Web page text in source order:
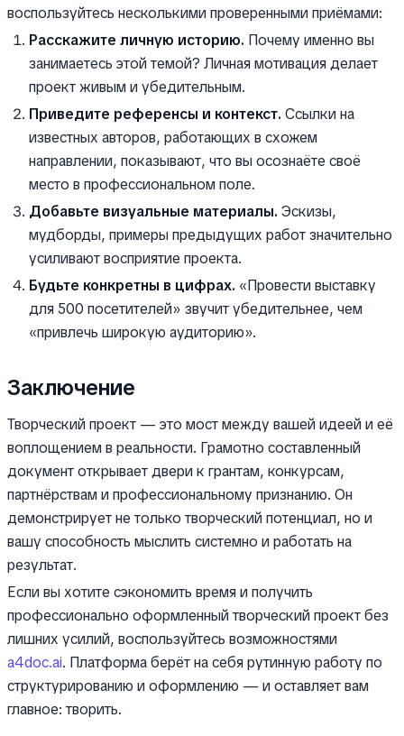
воспользуйтесь несколькими проверенными приёмами:
Расскажите личную историю. Почему именно вы
занимаетесь этой темой? Личная мотивация делает
проект живым и убедительным.
Приведите референсы и контекст. Ссылки на
известных авторов, работающих в схожем
направлении, показывают, что вы осознаёте своё
место в профессиональном поле.
Добавьте визуальные материалы. Эскизы,
мудборды, примеры предыдущих работ значительно
усиливают восприятие проекта.
Будьте конкретны в цифрах. «Провести выставку
для 500 посетителей» звучит убедительнее, чем
«привлечь широкую аудиторию».
Заключение
Творческий проект — это мост между вашей идеей и её
воплощением в реальности. Грамотно составленный
документ открывает двери к грантам, конкурсам,
партнёрствам и профессиональному признанию. Он
демонстрирует не только творческий потенциал, но и
вашу способность мыслить системно и работать на
результат.
Если вы хотите сэкономить время и получить
профессионально оформленный творческий проект без
лишних усилий, воспользуйтесь возможностями
a4doc.ai. Платформа берёт на себя рутинную работу по
структурированию и оформлению — и оставляет вам
главное: творить.